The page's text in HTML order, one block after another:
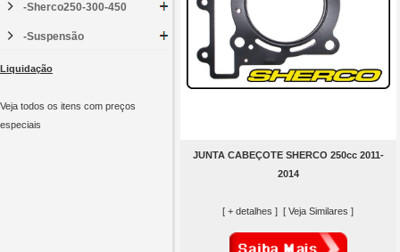
-Sherco250-300-450
-Suspensão
Liquidação
Veja todos os itens com preços
especiais
JUNTA CABEÇOTE SHERCO 250cc 2011-
2014
[ + detalhes ] [ Veja Similares ]